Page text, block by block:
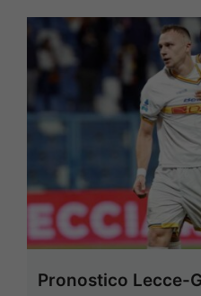
Pronostico Lecce-